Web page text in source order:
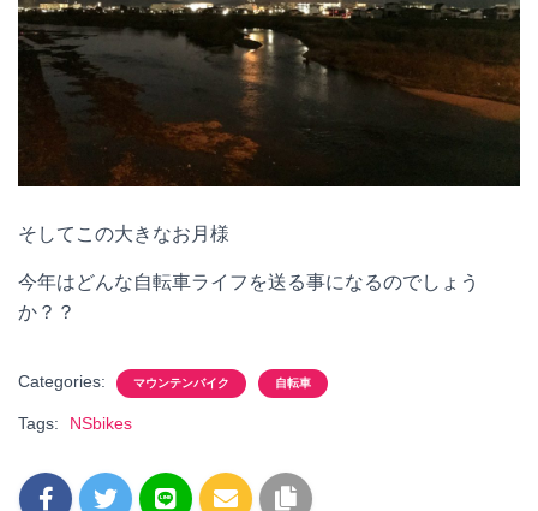
そしてこの大きなお月様
今年はどんな自転車ライフを送る事になるのでしょう
か？？
Categories: マウンテンバイク 自転車
Tags: NSbikes